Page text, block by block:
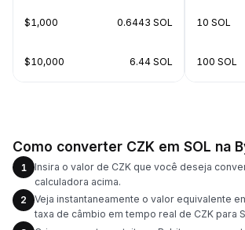
$1,000 0.6443 SOL
$10,000 6.44 SOL
10 SOL
100 SOL
Como converter CZK em SOL na
1
Insira o valor de CZK que você deseja
calculadora acima.
2
Veja instantaneamente o valor equivalente
taxa de câmbio em tempo real de CZK para